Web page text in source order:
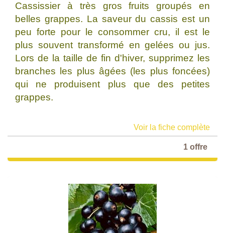
Cassissier à très gros fruits groupés en
belles grappes. La saveur du cassis est un
peu forte pour le consommer cru, il est le
plus souvent transformé en gelées ou jus.
Lors de la taille de fin d'hiver, supprimez les
branches les plus âgées (les plus foncées)
qui ne produisent plus que des petites
grappes.
Voir la fiche complète
1 offre